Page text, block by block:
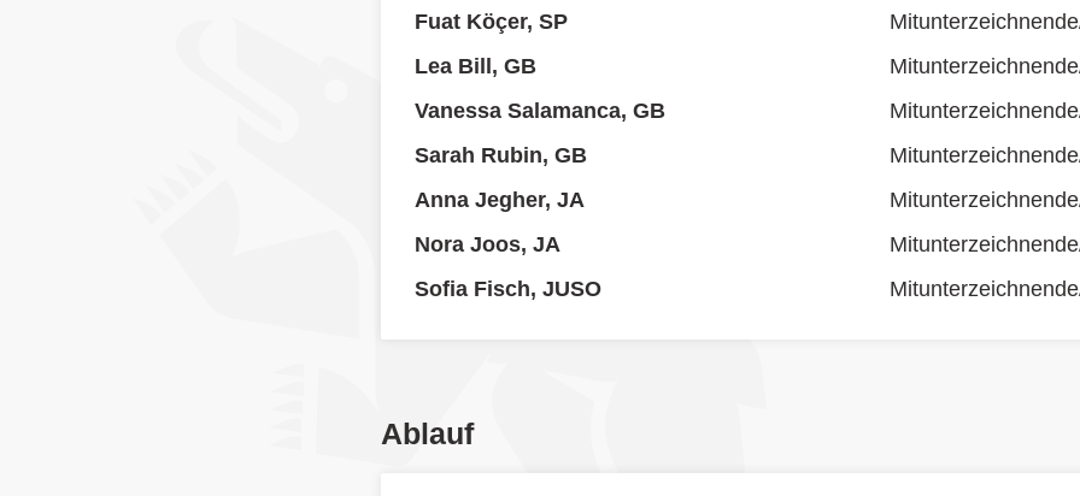
Fuat Köçer, SP
Lea Bill, GB
Vanessa Salamanca, GB
Sarah Rubin, GB
Anna Jegher, JA
Nora Joos, JA
Sofia Fisch, JUSO
Ablauf